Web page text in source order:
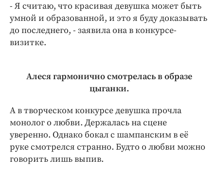
- Я считаю, что красивая девушка может быть
умной и образованной, и это я буду доказывать
до последнего, - заявила она в конкурсе-
визитке.
Алеся гармонично смотрелась в образе
цыганки.
А в творческом конкурсе девушка прочла
монолог о любви. Держалась на сцене
уверенно. Однако бокал с шампанским в её
руке смотрелся странно. Будто о любви можно
говорить лишь выпив.